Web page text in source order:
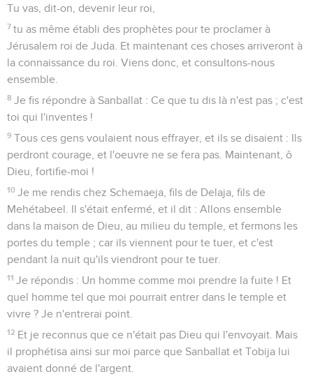
Tu vas, dit-on, devenir leur roi,
7 tu as même établi des prophètes pour te proclamer à
Jérusalem roi de Juda. Et maintenant ces choses arriveront à
la connaissance du roi. Viens donc, et consultons-nous
ensemble.
8 Je fis répondre à Sanballat : Ce que tu dis là n'est pas ; c'est
toi qui l'inventes !
9 Tous ces gens voulaient nous effrayer, et ils se disaient : Ils
perdront courage, et l'oeuvre ne se fera pas. Maintenant, ô
Dieu, fortifie-moi !
10 Je me rendis chez Schemaeja, fils de Delaja, fils de
Mehétabeel. Il s'était enfermé, et il dit : Allons ensemble
dans la maison de Dieu, au milieu du temple, et fermons les
portes du temple ; car ils viennent pour te tuer, et c'est
pendant la nuit qu'ils viendront pour te tuer.
11 Je répondis : Un homme comme moi prendre la fuite ! Et
quel homme tel que moi pourrait entrer dans le temple et
vivre ? Je n'entrerai point.
12 Et je reconnus que ce n'était pas Dieu qui l'envoyait. Mais
il prophétisa ainsi sur moi parce que Sanballat et Tobija lui
avaient donné de l'argent.